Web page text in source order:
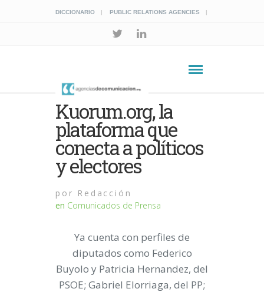
DICCIONARIO PUBLIC RELATIONS AGENCIES
Kuorum.org, la
plataforma que
conecta a políticos
y electores
por Redacción
en Comunicados de Prensa
Ya cuenta con perfiles de
diputados como Federico
Buyolo y Patricia Hernandez, del
PSOE; Gabriel Elorriaga, del PP;